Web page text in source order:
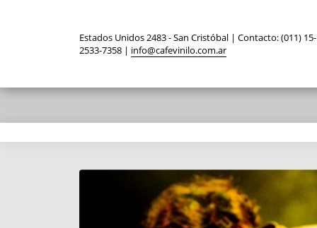
Estados Unidos 2483 - San Cristóbal | Contacto: (011) 15-
2533-7358 | info@cafevinilo.com.ar